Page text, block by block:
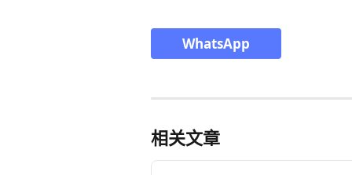
WhatsApp
相关文章